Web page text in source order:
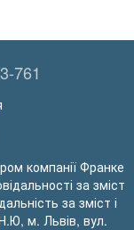
761
компанії Франке
за зміст
за зміст і
м. Львів, вул.